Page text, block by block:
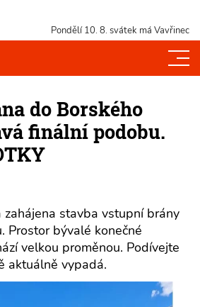
Pondělí 10. 8. svátek má Vavřinec
do Borského
finální podobu.
stavba vstupní brány
Prostor bývalé konečné
velkou proměnou. Podívejte
aktuálně vypadá.